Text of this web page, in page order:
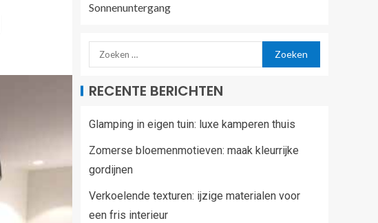
Sonnenuntergang
RECENTE BERICHTEN
Glamping in eigen tuin: luxe kamperen thuis
Zomerse bloemenmotieven: maak kleurrijke
gordijnen
Verkoelende texturen: ijzige materialen voor
een fris interieur